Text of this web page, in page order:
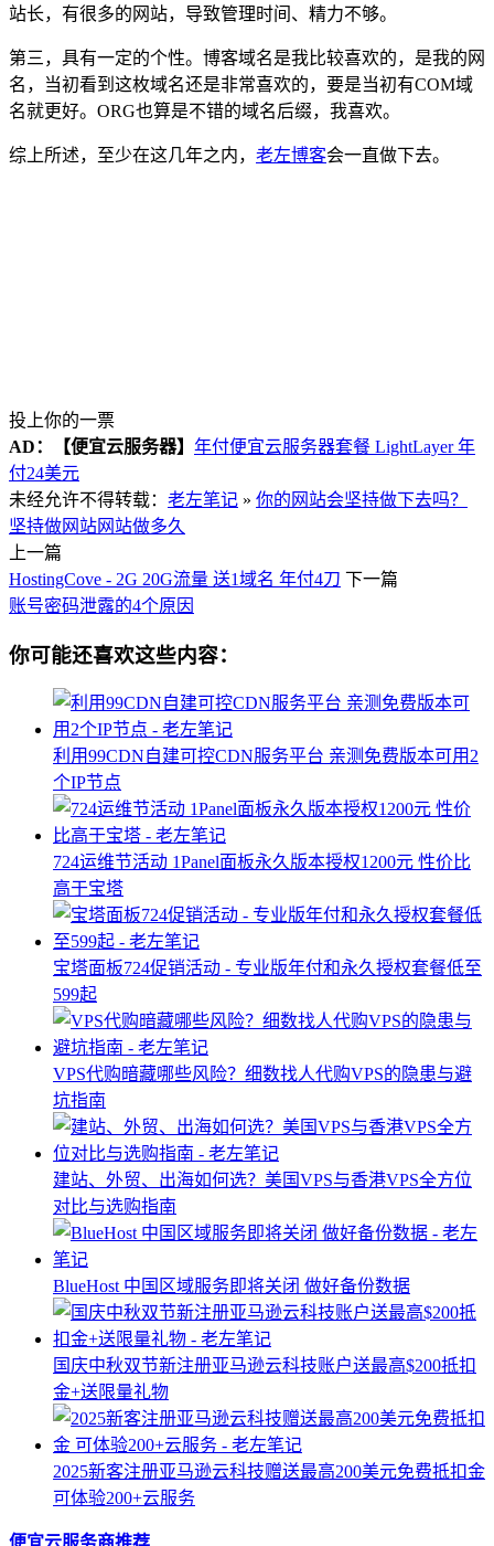
站长，有很多的网站，导致管理时间、精力不够。
第三，具有一定的个性。博客域名是我比较喜欢的，是我的网
名，当初看到这枚域名还是非常喜欢的，要是当初有COM域
名就更好。ORG也算是不错的域名后缀，我喜欢。
综上所述，至少在这几年之内， 老左博客会一直做下去。
投上你的一票
AD：
【便宜云服务器】 年付便宜云服务器套餐 LightLayer 年
付24美元
未经允许不得转载： 老左笔记 » 你的网站会坚持做下去吗？
坚持做网站网站做多久
上一篇
HostingCove - 2G 20G流量 送1域名 年付4刀 下一篇
账号密码泄露的4个原因
你可能还喜欢这些内容：
利用99CDN自建可控CDN服务平台 亲测免费版本可用2
个IP节点
724运维节活动 1Panel面板永久版本授权1200元 性价比
高于宝塔
宝塔面板724促销活动 - 专业版年付和永久授权套餐低至
599起
VPS代购暗藏哪些风险？细数找人代购VPS的隐患与避
坑指南
建站、外贸、出海如何选？美国VPS与香港VPS全方位
对比与选购指南
BlueHost 中国区域服务即将关闭 做好备份数据
国庆中秋双节新注册亚马逊云科技账户送最高$200抵扣
金+送限量礼物
2025新客注册亚马逊云科技赠送最高200美元免费抵扣金
可体验200+云服务